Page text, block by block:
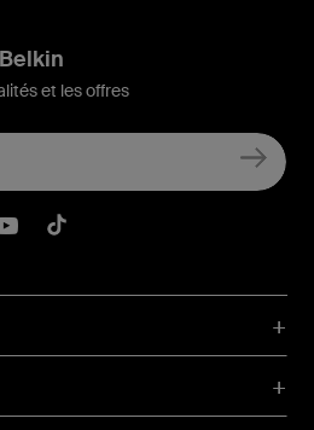
et les offres
Instagram
LinkedIn
Belkin Youtube
Belkin TikTok